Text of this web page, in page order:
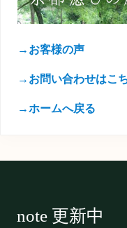
→お客様の声
→お問い合わせはこ
→ホームへ戻る
note 更新中